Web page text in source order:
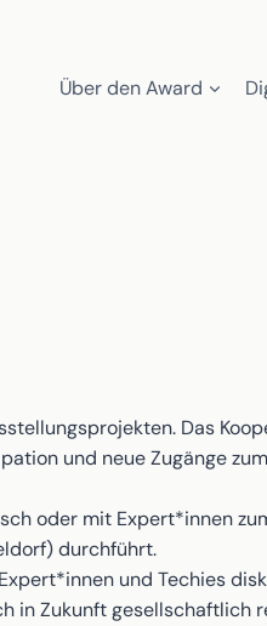
Über den Award
Das
und neue Zugänge
oder mit Expert*innen
durchführt.
und Techies
in Zukunft gesellschaftlich